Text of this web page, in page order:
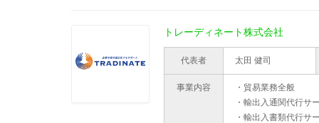
トレーディネート株式会社
代表者 太田 健司
事業内容
・貿易業務全般
・輸出入通関代行サ
・輸出入書類代行サ